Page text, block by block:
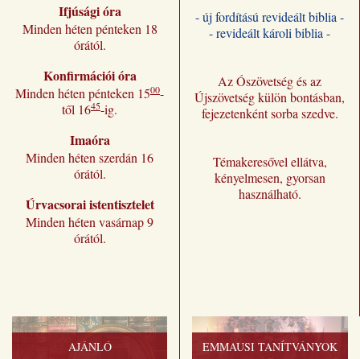
Ifjúsági óra
Minden héten pénteken 18
órától.
Konfirmációi óra
Minden héten pénteken 1500-
től 1645-ig.
Imaóra
Minden héten szerdán 16
órától.
Úrvacsorai istentisztelet
Minden héten vasárnap 9
órától.
- új fordítású revideált biblia -
- revideált károli biblia -
Az Ószövetség és az
Újszövetség külön bontásban,
fejezetenként sorba szedve.
Témakeresővel ellátva,
kényelmesen, gyorsan
használható.
AJÁNLÓ EMMAUSI TANÍTVÁNYOK